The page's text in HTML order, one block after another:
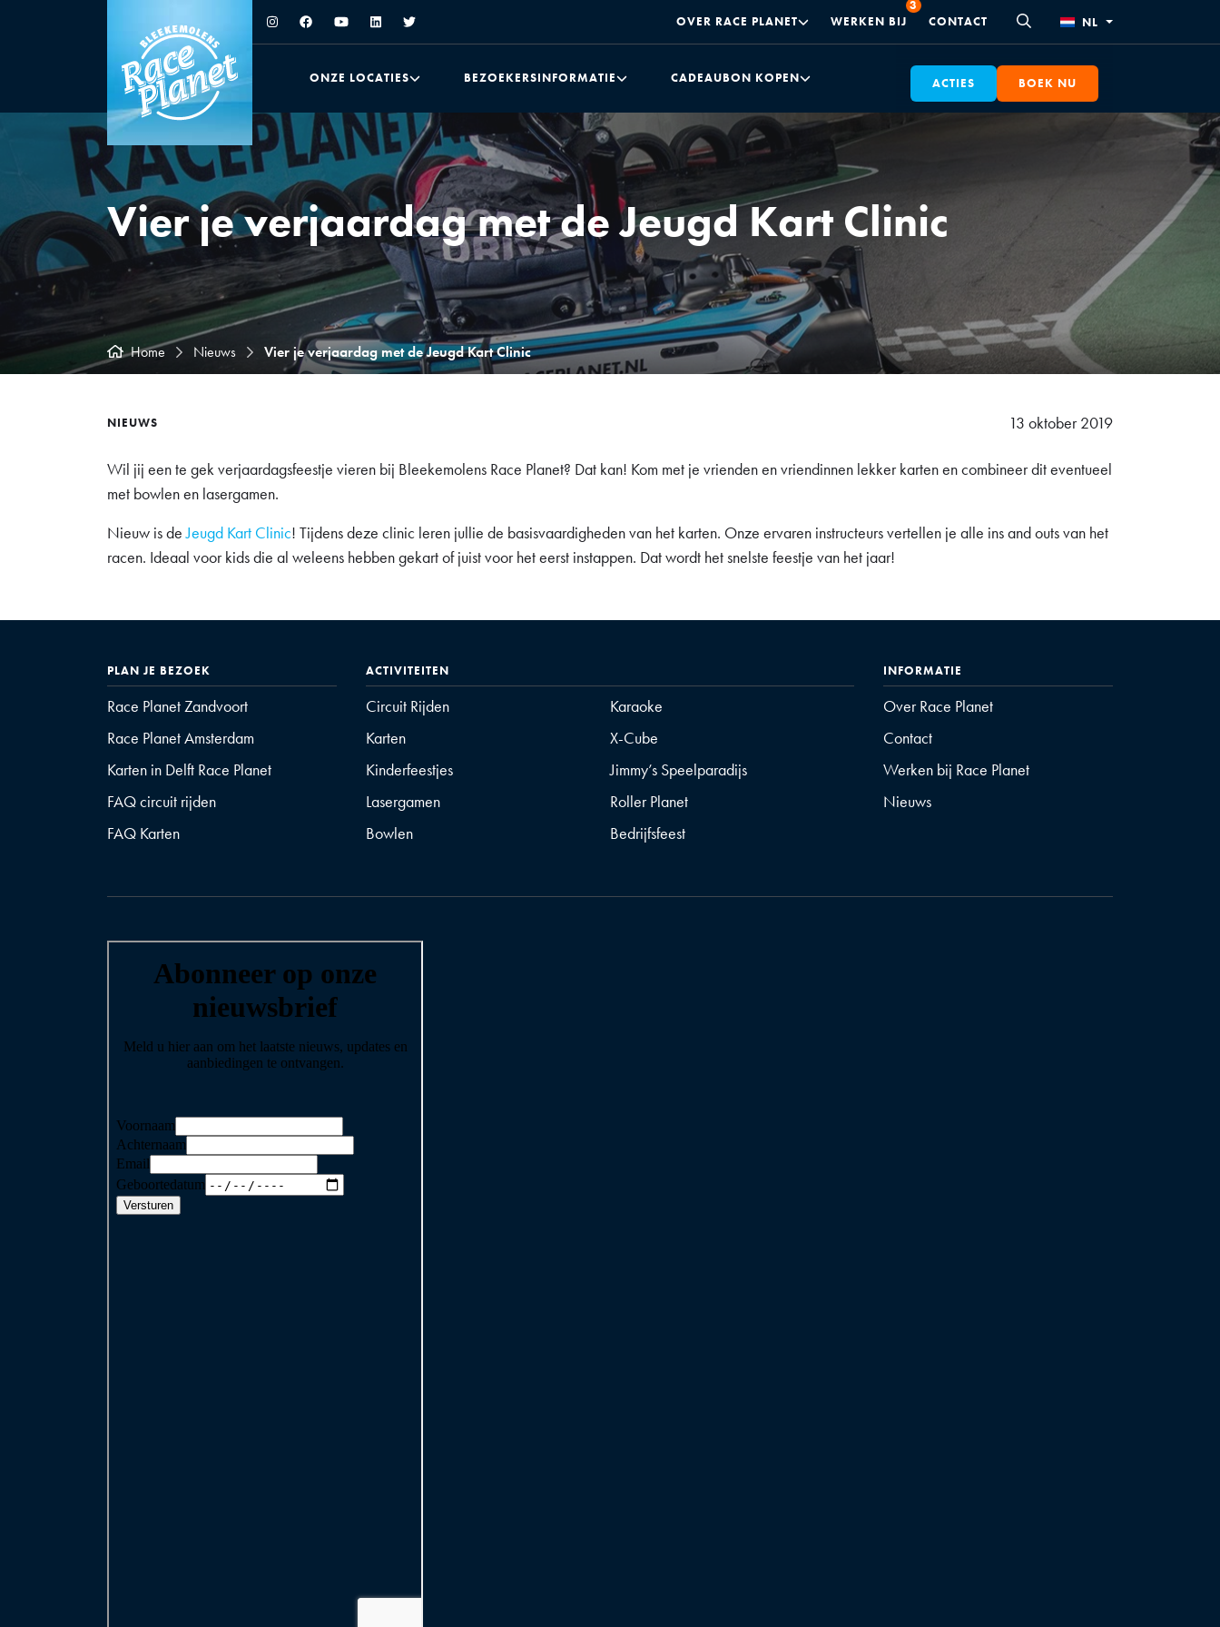
OVER RACE PLANET WERKEN BIJ CONTACT NL
ONZE LOCATIES BEZOEKERSINFORMATIE CADEAUBON KOPEN ACTIES BOEK NU
Vier je verjaardag met de Jeugd Kart Clinic
Home Nieuws Vier je verjaardag met de Jeugd Kart Clinic
NIEUWS 13 oktober 2019
Wil jij een te gek verjaardagsfeestje vieren bij Bleekemolens Race Planet? Dat kan! Kom met je vrienden en vriendinnen lekker karten en combineer dit eventueel
met bowlen en lasergamen.
Nieuw is deJeugd Kart Clinic! Tijdens deze clinic leren jullie de basisvaardigheden van het karten. Onze ervaren instructeurs vertellen je alle ins and outs van het
racen. Ideaal voor kids die al weleens hebben gekart of juist voor het eerst instappen. Dat wordt het snelste feestje van het jaar!
PLAN JE BEZOEK
Race Planet Zandvoort
Race Planet Amsterdam
Karten in Delft Race Planet
FAQ circuit rijden
FAQ Karten
ACTIVITEITEN
Circuit Rijden
Karaoke
Karten
X-Cube
Kinderfeestjes
Jimmy’s Speelparadijs
Lasergamen
Roller Planet
Bowlen
Bedrijfsfeest
INFORMATIE
Over Race Planet
Contact
Werken bij Race Planet
Nieuws